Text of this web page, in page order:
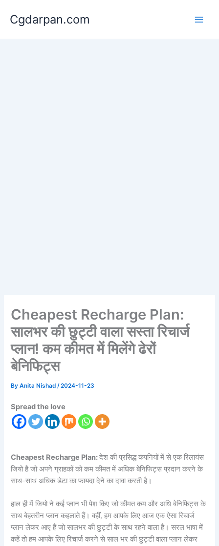
content
Cgdarpan.com
Cheapest Recharge Plan:
सालभर की छुट्टी वाला सस्ता रिचार्ज
प्लान! कम कीमत में मिलेंगे ढेरों
बेनिफिट्स
ByAnita Nishad/2024-11-23
Spread the love
Cheapest Recharge Plan:देश की प्रसिद्ध कंपनियों में से एक रिलायंस
जियो है जो अपने ग्राहकों को कम कीमत में अधिक बेनिफिट्स प्रदान करने के
साथ-साथ अधिक डेटा का फायदा देने का दावा करती है।
हाल ही में जियो ने कई प्लान भी पेश किए जो कीमत कम और अधि बेनिफिट्स के
साथ बेहतरीन प्लान कहलाते हैं। वहीं, हम आपके लिए आज एक ऐसा रिचार्ज
प्लान लेकर आए हैं जो सालभर की छुट्टी के साथ रहने वाला है। सरल भाषा में
कहें तो हम आपके लिए रिचार्ज करने से साल भर की छुट्टी वाला प्लान लेकर